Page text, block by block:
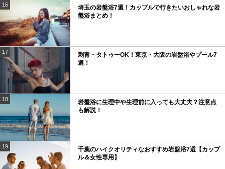
16
埼玉の岩盤浴7選！カップルで行きたいおしゃれな岩
盤浴まとめ！
17
刺青・タトゥーOK！東京・大阪の岩盤浴やプール7
選！
18
岩盤浴に生理中や生理前に入っても大丈夫？注意点
も解説！
19
千葉のハイクオリティなおすすめ岩盤浴7選【カップ
ル＆女性専用】